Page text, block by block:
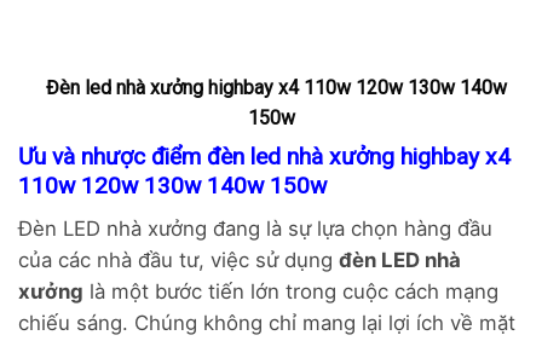
Đèn led nhà xưởng highbay x4 110w 120w 130w 140w
150w
Ưu và nhược điểm đèn led nhà xưởng highbay x4
110w 120w 130w 140w 150w
Đèn LED nhà xưởng đang là sự lựa chọn hàng đầu
của các nhà đầu tư, việc sử dụng đèn LED nhà
xưởng là một bước tiến lớn trong cuộc cách mạng
chiếu sáng. Chúng không chỉ mang lại lợi ích về mặt